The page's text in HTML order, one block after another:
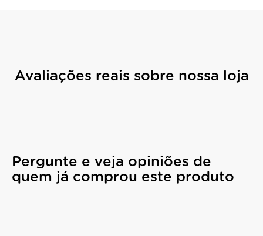
Avaliações reais sobre nossa loja
Pergunte e veja opiniões de
quem já comprou este produto